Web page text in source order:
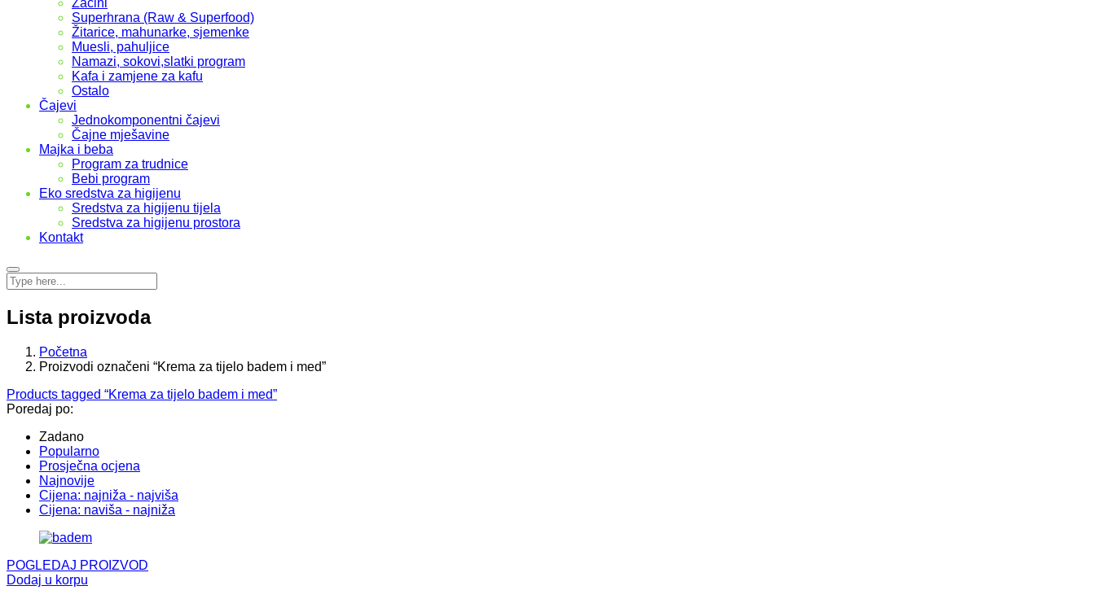
Začini
Superhrana (Raw & Superfood)
Žitarice, mahunarke, sjemenke
Muesli, pahuljice
Namazi, sokovi,slatki program
Kafa i zamjene za kafu
Ostalo
Čajevi
Jednokomponentni čajevi
Čajne mješavine
Majka i beba
Program za trudnice
Bebi program
Eko sredstva za higijenu
Sredstva za higijenu tijela
Sredstva za higijenu prostora
Kontakt
Lista proizvoda
Početna
Proizvodi označeni “Krema za tijelo badem i med”
Products tagged “Krema za tijelo badem i med”
Poredaj po:
Zadano
Popularno
Prosječna ocjena
Najnovije
Cijena: najniža - najviša
Cijena: naviša - najniža
POGLEDAJ PROIZVOD
Dodaj u korpu